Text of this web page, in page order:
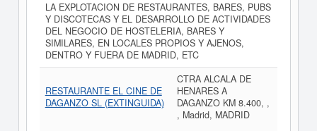
LA EXPLOTACION DE RESTAURANTES, BARES, PUBS
Y DISCOTECAS Y EL DESARROLLO DE ACTIVIDADES
DEL NEGOCIO DE HOSTELERIA, BARES Y
SIMILARES, EN LOCALES PROPIOS Y AJENOS,
DENTRO Y FUERA DE MADRID, ETC
RESTAURANTE EL CINE DE
DAGANZO SL (EXTINGUIDA)
CTRA ALCALA DE
HENARES A
DAGANZO KM 8.400, ,
, Madrid, MADRID